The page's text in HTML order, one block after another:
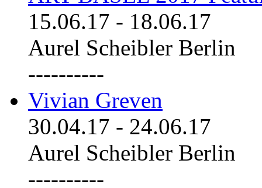
15.06.17 - 18.06.17
Aurel Scheibler Berlin
----------
Vivian Greven
30.04.17 - 24.06.17
Aurel Scheibler Berlin
----------